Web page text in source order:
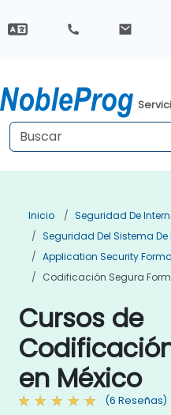
Inicio
Seguridad De
Seguridad Del Sistema
Application Security
Codificación Segura
Cursos de
en México
(6 Reseñas)